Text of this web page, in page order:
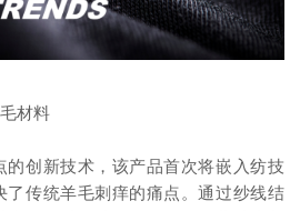
材料
的创新技术，该产品首次将嵌入纺技
了传统羊毛刺痒的痛点。通过纱线结